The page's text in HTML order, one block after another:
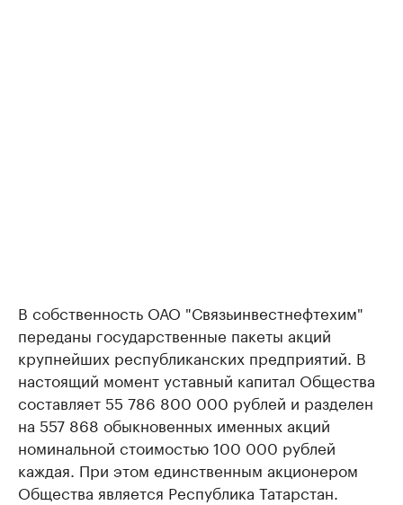
В собственность ОАО "Связьинвестнефтехим"
переданы государственные пакеты акций
крупнейших республиканских предприятий. В
настоящий момент уставный капитал Общества
составляет 55 786 800 000 рублей и разделен
на 557 868 обыкновенных именных акций
номинальной стоимостью 100 000 рублей
каждая. При этом единственным акционером
Общества является Республика Татарстан.